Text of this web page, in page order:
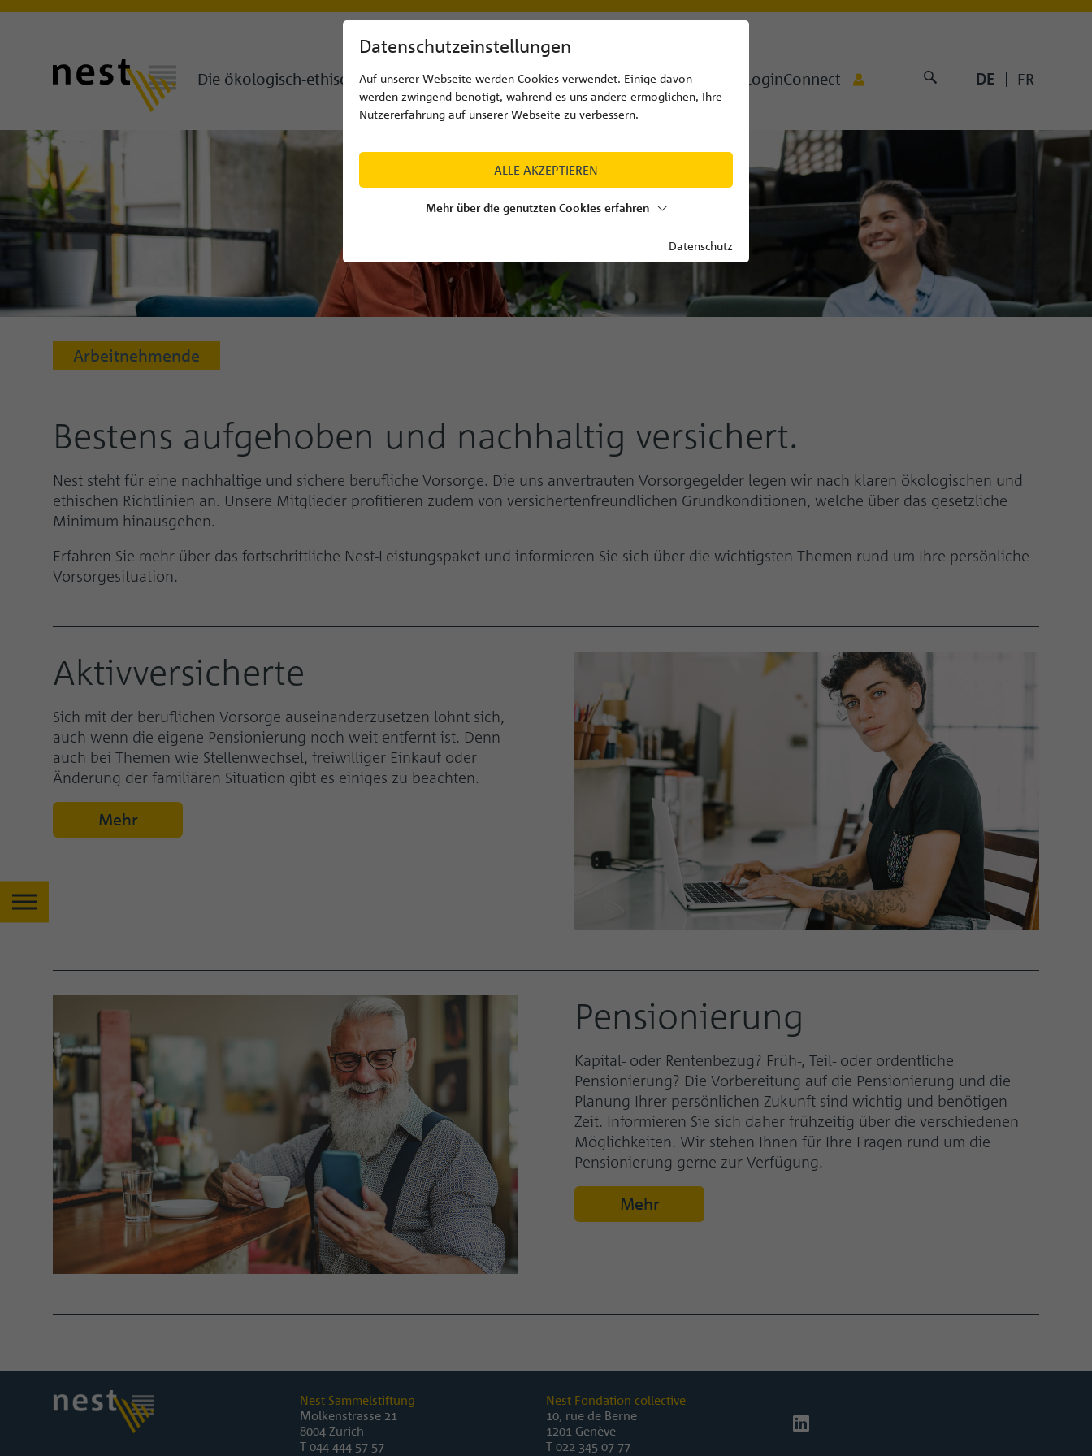
Arbeitnehmende
Bestens aufgehoben und nachhaltig versichert.
Nest steht für eine nachhaltige und sichere berufliche Vorsorge. Die uns anvertrauten Vorsorgegelder legen wir nach klaren ökologischen und
ethischen Richtlinien an. Unsere Mitglieder profitieren zudem von versichertenfreundlichen Grundkonditionen, welche über das gesetzliche
Minimum hinausgehen.
Erfahren Sie mehr über das fortschrittliche Nest-Leistungspaket und informieren Sie sich über die wichtigsten Themen rund um Ihre persönliche
Vorsorgesituation.
Aktivversicherte
Sich mit der beruflichen Vorsorge auseinanderzusetzen lohnt sich,
auch wenn die eigene Pensionierung noch weit entfernt ist. Denn
auch bei Themen wie Stellenwechsel, freiwilliger Einkauf oder
Änderung der familiären Situation gibt es einiges zu beachten.
Mehr
Pensionierung
Kapital- oder Rentenbezug? Früh-, Teil- oder ordentliche
Pensionierung? Die Vorbereitung auf die Pensionierung und die
Planung Ihrer persönlichen Zukunft sind wichtig und benötigen
Zeit. Informieren Sie sich daher frühzeitig über die verschiedenen
Möglichkeiten. Wir stehen Ihnen für Ihre Fragen rund um die
Pensionierung gerne zur Verfügung.
Mehr
Nest Sammelstiftung
Molkenstrasse 21
8004 Zürich
T 044 444 57 57
Nest Fondation collective
10, rue de Berne
1201 Genève
T 022 345 07 77
Die ökologisch-ethische Pensionskasse LoginConnect DE FR
Datenschutzeinstellungen
Auf unserer Webseite werden Cookies verwendet. Einige davon
werden zwingend benötigt, während es uns andere ermöglichen, Ihre
Nutzererfahrung auf unserer Webseite zu verbessern.
ALLE AKZEPTIEREN
Mehr über die genutzten Cookies erfahren
Datenschutz